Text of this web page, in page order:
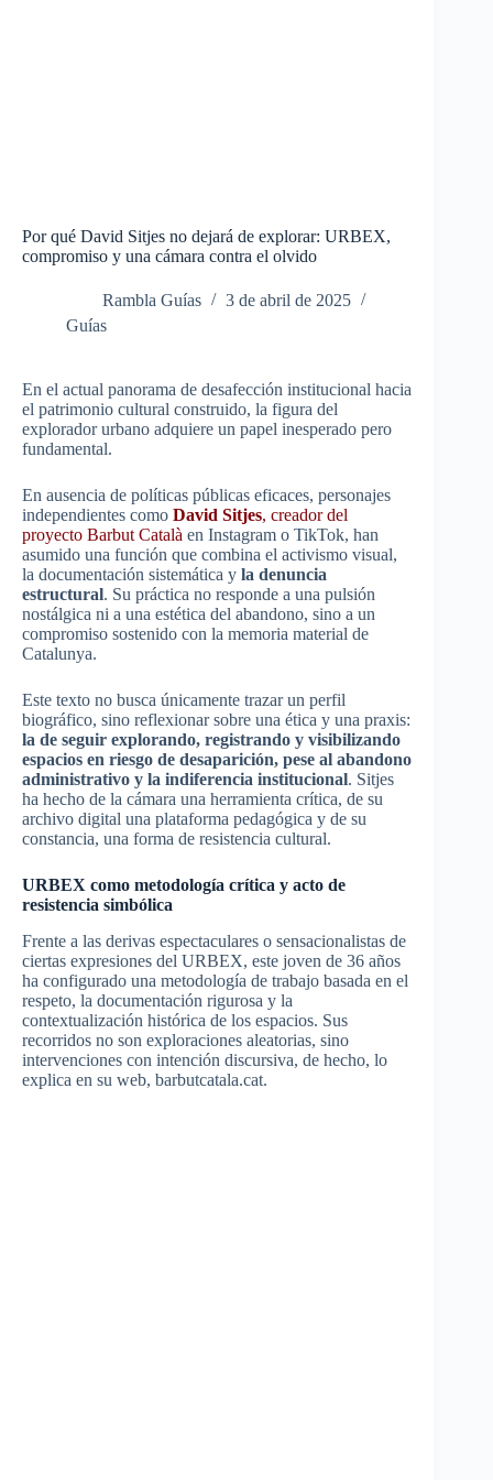
Por qué David Sitjes no dejará de explorar: URBEX,
compromiso y una cámara contra el olvido
Rambla Guías
3 de abril de 2025
Guías
En el actual panorama de desafección institucional hacia
el patrimonio cultural construido, la figura del
explorador urbano adquiere un papel inesperado pero
fundamental.
En ausencia de políticas públicas eficaces, personajes
independientes como David Sitjes, creador del
proyecto Barbut Català en Instagram o TikTok, han
asumido una función que combina el activismo visual,
la documentación sistemática y la denuncia
estructural. Su práctica no responde a una pulsión
nostálgica ni a una estética del abandono, sino a un
compromiso sostenido con la memoria material de
Catalunya.
Este texto no busca únicamente trazar un perfil
biográfico, sino reflexionar sobre una ética y una praxis:
la de seguir explorando, registrando y visibilizando
espacios en riesgo de desaparición, pese al abandono
administrativo y la indiferencia institucional. Sitjes
ha hecho de la cámara una herramienta crítica, de su
archivo digital una plataforma pedagógica y de su
constancia, una forma de resistencia cultural.
URBEX como metodología crítica y acto de
resistencia simbólica
Frente a las derivas espectaculares o sensacionalistas de
ciertas expresiones del URBEX, este joven de 36 años
ha configurado una metodología de trabajo basada en el
respeto, la documentación rigurosa y la
contextualización histórica de los espacios. Sus
recorridos no son exploraciones aleatorias, sino
intervenciones con intención discursiva, de hecho, lo
explica en su web, barbutcatala.cat.